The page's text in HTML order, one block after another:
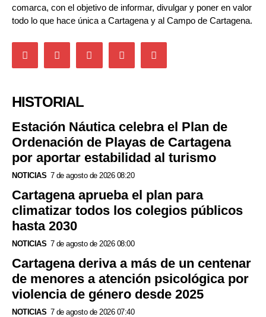
comarca, con el objetivo de informar, divulgar y poner en valor
todo lo que hace única a Cartagena y al Campo de Cartagena.
HISTORIAL
Estación Náutica celebra el Plan de
Ordenación de Playas de Cartagena
por aportar estabilidad al turismo
NOTICIAS 7 de agosto de 2026 08:20
Cartagena aprueba el plan para
climatizar todos los colegios públicos
hasta 2030
NOTICIAS 7 de agosto de 2026 08:00
Cartagena deriva a más de un centenar
de menores a atención psicológica por
violencia de género desde 2025
NOTICIAS 7 de agosto de 2026 07:40